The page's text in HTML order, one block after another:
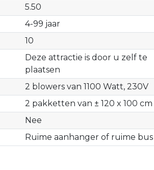
5.50
4-99 jaar
10
Deze attractie is door u zelf te
plaatsen
2 blowers van 1100 Watt, 230V
2 pakketten van ± 120 x 100 cm
Nee
Ruime aanhanger of ruime bus